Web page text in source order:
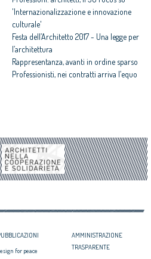
'Internazionalizzazione e innovazione
culturale'
Festa dell’Architetto 2017 - Una legge per
l’architettura
Rappresentanza, avanti in ordine sparso
Professionisti, nei contratti arriva l’equo
degradate
Architetti: 'Comune e Consiglio di Stato,
svilito interesse pubblico'
for peace
AMMINISTRAZIONE
TRASPARENTE